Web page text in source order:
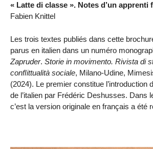
« Latte di classe ». Notes d’un apprenti
Fabien Knittel
Les trois textes publiés dans cette
parus en italien dans un numéro
Zapruder. Storie in movimento. Rivista di
conﬂittualità sociale, Milano-Udine,
(2024). Le premier constitue l’introduction
de l’italien par Frédéric Deshusses. Dans
c’est la version originale en français a été